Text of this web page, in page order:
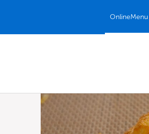
OnlineMenu